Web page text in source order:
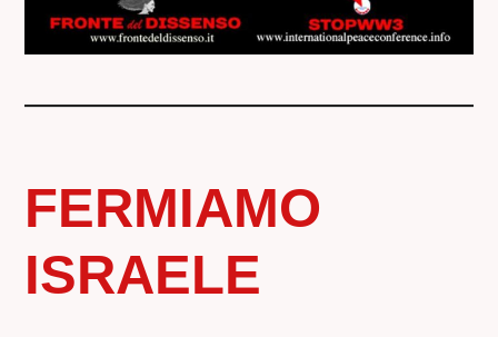
FERMIAMO
ISRAELE